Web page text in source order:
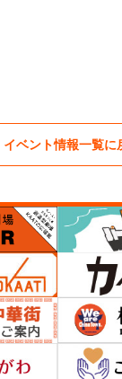
イベント情報一覧に